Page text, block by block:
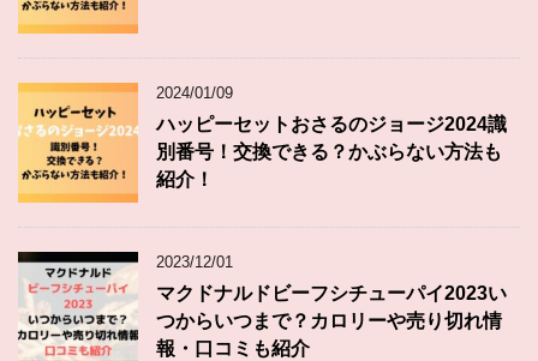
2024/01/09
ハッピーセットおさるのジョージ2024識
別番号！交換できる？かぶらない方法も
紹介！
2023/12/01
マクドナルドビーフシチューパイ2023い
つからいつまで？カロリーや売り切れ情
報・口コミも紹介